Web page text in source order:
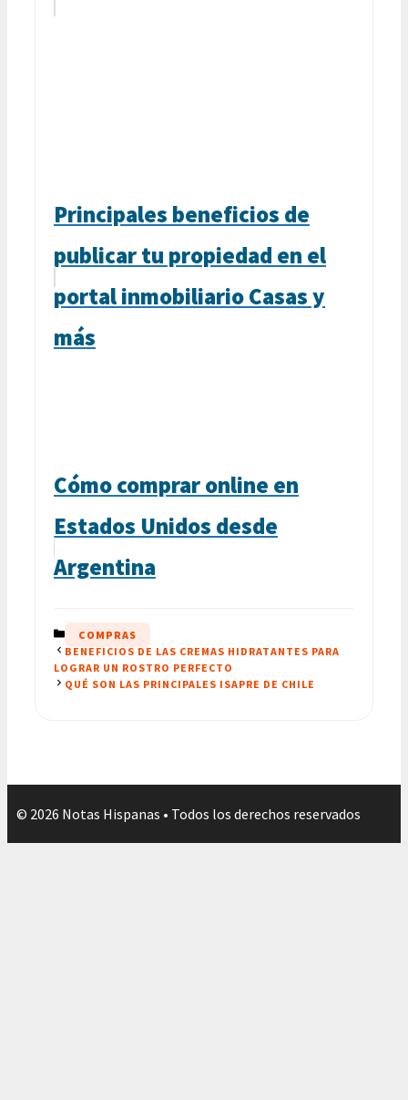
Principales beneficios de
publicar tu propiedad en el
portal inmobiliario Casas y
más
Cómo comprar online en
Estados Unidos desde
Argentina
CATEGORÍAS
COMPRAS
BENEFICIOS DE LAS CREMAS HIDRATANTES PARA
LOGRAR UN ROSTRO PERFECTO
QUÉ SON LAS PRINCIPALES ISAPRE DE CHILE
© 2026 Notas Hispanas • Todos los derechos reservados